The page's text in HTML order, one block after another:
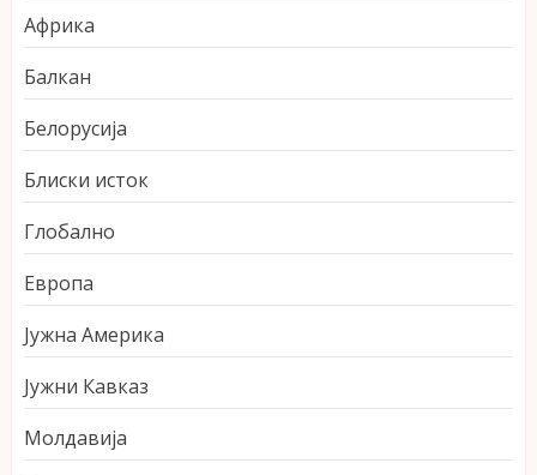
Африка
Балкан
Белорусија
Блиски исток
Глобално
Европа
Јужна Америка
Јужни Кавказ
Молдавија